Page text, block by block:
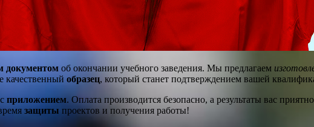
документом об окончании учебного заведения. Мы предлагаем
качественный образец, который станет подтверждением вашей
с приложением. Оплата производится безопасно, а результаты вас
защиты проектов и получения работы!